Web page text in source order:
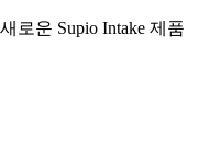
로운 Supio Intake 제품